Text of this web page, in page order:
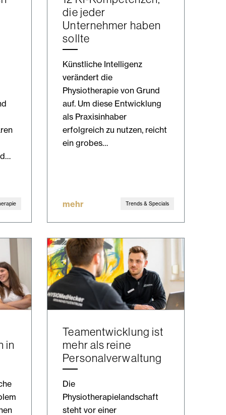
die jeder
Unternehmer haben
sollte
Künstliche Intelligenz
verändert die
Physiotherapie von Grund
auf. Um diese Entwicklung
als Praxisinhaber
erfolgreich zu nutzen, reicht
ein grobes…
mehr Trends & Specials
in
Teamentwicklung ist
mehr als reine
Personalverwaltung
Die
Physiotherapielandschaft
steht vor einer